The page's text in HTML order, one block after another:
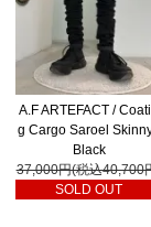
A.F ARTEFACT /
g Cargo Saroel
Black
37,000円(税込40,700
SOLD OUT